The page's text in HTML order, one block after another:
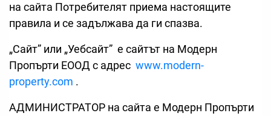
на сайта Потребителят приема настоящите
правила и се задължава да ги спазва.
„Сайт” или „Уебсайт” е сайтът на Модерн
Пропърти ЕООД с адрес www.modern-
property.com .
АДМИНИСТРАТОР на сайта е Модерн Пропърти